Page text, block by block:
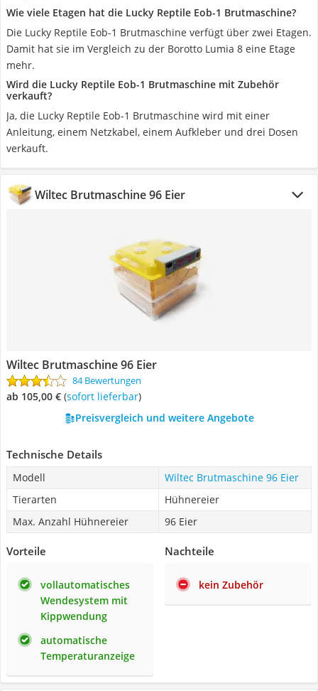
Wie viele Etagen hat die Lucky Reptile Eob-1 Brutmaschine?
Die Lucky Reptile Eob-1 Brutmaschine verfügt über zwei Etagen.
Damit hat sie im Vergleich zu der Borotto Lumia 8 eine Etage
mehr.
Wird die Lucky Reptile Eob-1 Brutmaschine mit Zubehör
verkauft?
Ja, die Lucky Reptile Eob-1 Brutmaschine wird mit einer
Anleitung, einem Netzkabel, einem Aufkleber und drei Dosen
verkauft.
Wiltec Brutmaschine 96 Eier
Wiltec Brutmaschine 96 Eier
84 Bewertungen
ab 105,00 € ( Sofort lieferbar)
Preisvergleich und weitere Angebote
Technische Details
Modell
Wiltec Brutmaschine 96 Eier
Tierarten
Hühnereier
Max. Anzahl Hühnereier
96 Eier
Vorteile
vollautomatisches
Wendesystem mit
Kippwendung
automatische
Temperaturanzeige
Nachteile
kein Zubehör